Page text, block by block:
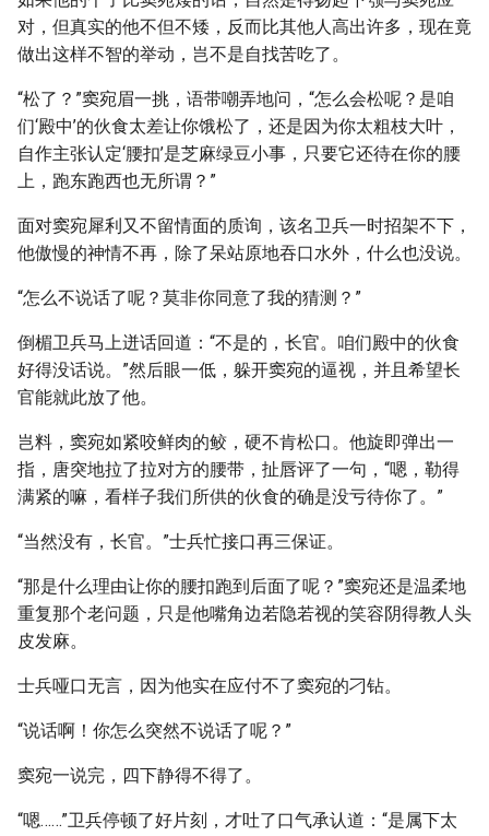
对，但真实的他不但不矮，反而比其他人高出许多，现在竟
做出这样不智的举动，岂不是自找苦吃了。
“松了？”窦宛眉一挑，语带嘲弄地问，“怎么会松呢？是咱
们‘殿中’的伙食太差让你饿松了，还是因为你太粗枝大叶，
自作主张认定‘腰扣’是芝麻绿豆小事，只要它还待在你的腰
上，跑东跑西也无所谓？”
面对窦宛犀利又不留情面的质询，该名卫兵一时招架不下，
他傲慢的神情不再，除了呆站原地吞口水外，什么也没说。
“怎么不说话了呢？莫非你同意了我的猜测？”
倒楣卫兵马上迸话回道：“不是的，长官。咱们殿中的伙食
好得没话说。”然后眼一低，躲开窦宛的逼视，并且希望长
官能就此放了他。
岂料，窦宛如紧咬鲜肉的鲛，硬不肯松口。他旋即弹出一
指，唐突地拉了拉对方的腰带，扯唇评了一句，“嗯，勒得
满紧的嘛，看样子我们所供的伙食的确是没亏待你了。”
“当然没有，长官。”士兵忙接口再三保证。
“那是什么理由让你的腰扣跑到后面了呢？”窦宛还是温柔地
重复那个老问题，只是他嘴角边若隐若视的笑容阴得教人头
皮发麻。
士兵哑口无言，因为他实在应付不了窦宛的刁钻。
“说话啊！你怎么突然不说话了呢？”
窦宛一说完，四下静得不得了。
“嗯……”卫兵停顿了好片刻，才吐了口气承认道：“是属下太